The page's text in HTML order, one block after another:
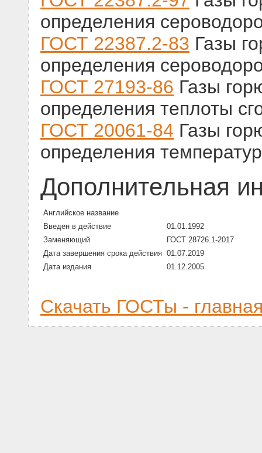
определения
ГОСТ 22387.2-83 Газы
определения
ГОСТ 27193-86 Газы
определения теплоты
ГОСТ 20061-84 Газы
определения
Дополнительная
Английское название
Введен в действие
01.01.1992
Заменяющий
ГОСТ 28726.1-2017
Дата завершения срока действия 01.07.2019
Дата издания
01.12.2005
Скачать ГОСТы -